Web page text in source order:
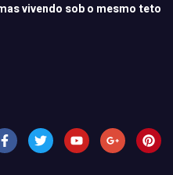
vivendo sob o mesmo teto